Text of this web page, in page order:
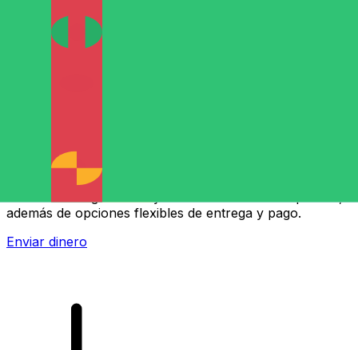
Transferencias de dinero internacionales Xe
Envíe dinero en línea de forma rápida, segura y fácil.
además de opciones flexibles de entrega y pago.
Enviar dinero